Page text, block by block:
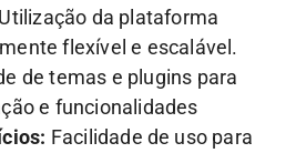
Utilização da plataforma
flexível e escalável.
de temas e plugins para
e funcionalidades
Facilidade de uso para